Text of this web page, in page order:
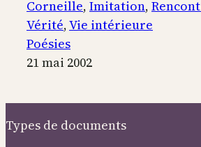
Que
la
dedans
Corneille, Imitation,
Vérité, Vie intérieure
Poésies
21 mai 2002
Types de documents